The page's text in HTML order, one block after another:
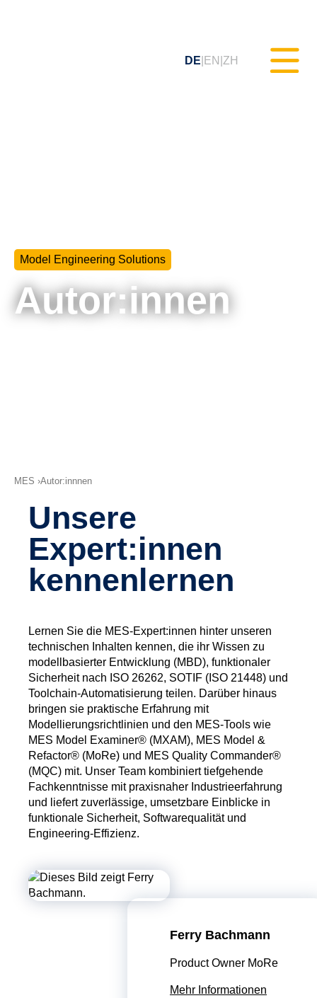
DE EN ZH
ISO 26262 Compliance
Schulungen & Webinare
Kontakt
Impressum
AGB
Model Engineering Solutions
Autor:innen
Unsere
Expert:innen
kennenlernen
Lernen Sie die MES-Expert:innen hinter unseren
technischen Inhalten kennen, die ihr Wissen zu
modellbasierter Entwicklung (MBD), funktionaler
Sicherheit nach ISO 26262, SOTIF (ISO 21448) und
Toolchain-Automatisierung teilen. Darüber hinaus
bringen sie praktische Erfahrung mit
Modellierungsrichtlinien und den MES-Tools wie
MES Model Examiner® (MXAM), MES Model &
Refactor® (MoRe) und MES Quality Commander®
(MQC) mit. Unser Team kombiniert tiefgehende
Fachkenntnisse mit praxisnaher Industrieerfahrung
und liefert zuverlässige, umsetzbare Einblicke in
funktionale Sicherheit, Softwarequalität und
Engineering-Effizienz.
Ferry Bachmann
Product Owner MoRe
Mehr Informationen
MES Autor:innnen